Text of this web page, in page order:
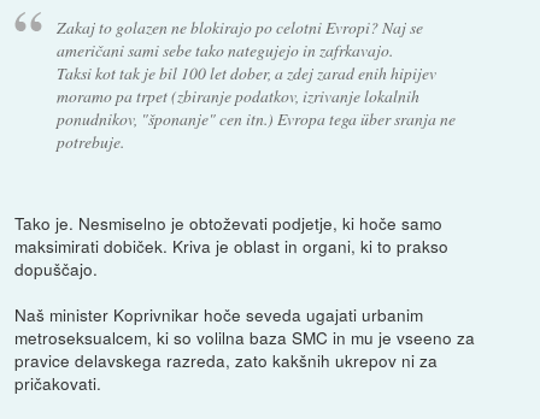
Zakaj to golazen ne blokirajo po celotni Evropi? Naj se
američani sami sebe tako nategujejo in zafrkavajo.
Taksi kot tak je bil 100 let dober, a zdej zarad enih hipijev
moramo pa trpet (zbiranje podatkov, izrivanje lokalnih
ponudnikov, "šponanje" cen itn.) Evropa tega über sranja ne
potrebuje.
Tako je. Nesmiselno je obtoževati podjetje, ki hoče samo
maksimirati dobiček. Kriva je oblast in organi, ki to prakso
dopuščajo.
Naš minister Koprivnikar hoče seveda ugajati urbanim
metroseksualcem, ki so volilna baza SMC in mu je vseeno za
pravice delavskega razreda, zato kakšnih ukrepov ni za
pričakovati.